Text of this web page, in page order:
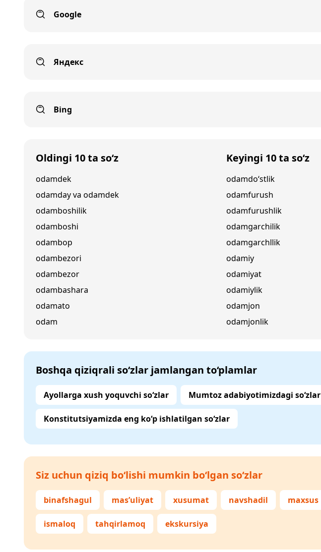
Google
Яндекс
Bing
Oldingi 10 ta so‘z
odamdek
odamday va odamdek
odamboshilik
odamboshi
odambop
odambezori
odambezor
odambashara
odamato
odam
Keyingi 10 ta so‘z
odamdo‘stlik
odamfurush
odamfurushlik
odamgarchilik
odamgarchllik
odamiy
odamiyat
odamiylik
odamjon
odamjonlik
Boshqa qiziqrali so‘zlar jamlangan to‘plamlar
Ayollarga xush yoquvchi so‘zlar Mumtoz adabiyotimizdagi so‘zlar
Konstitutsiyamizda eng ko‘p ishlatilgan so‘zlar
Siz uchun qiziq bo‘lishi mumkin bo‘lgan so‘zlar
binafshagul mas’uliyat xusumat navshadil maxsus
ismaloq tahqirlamoq ekskursiya